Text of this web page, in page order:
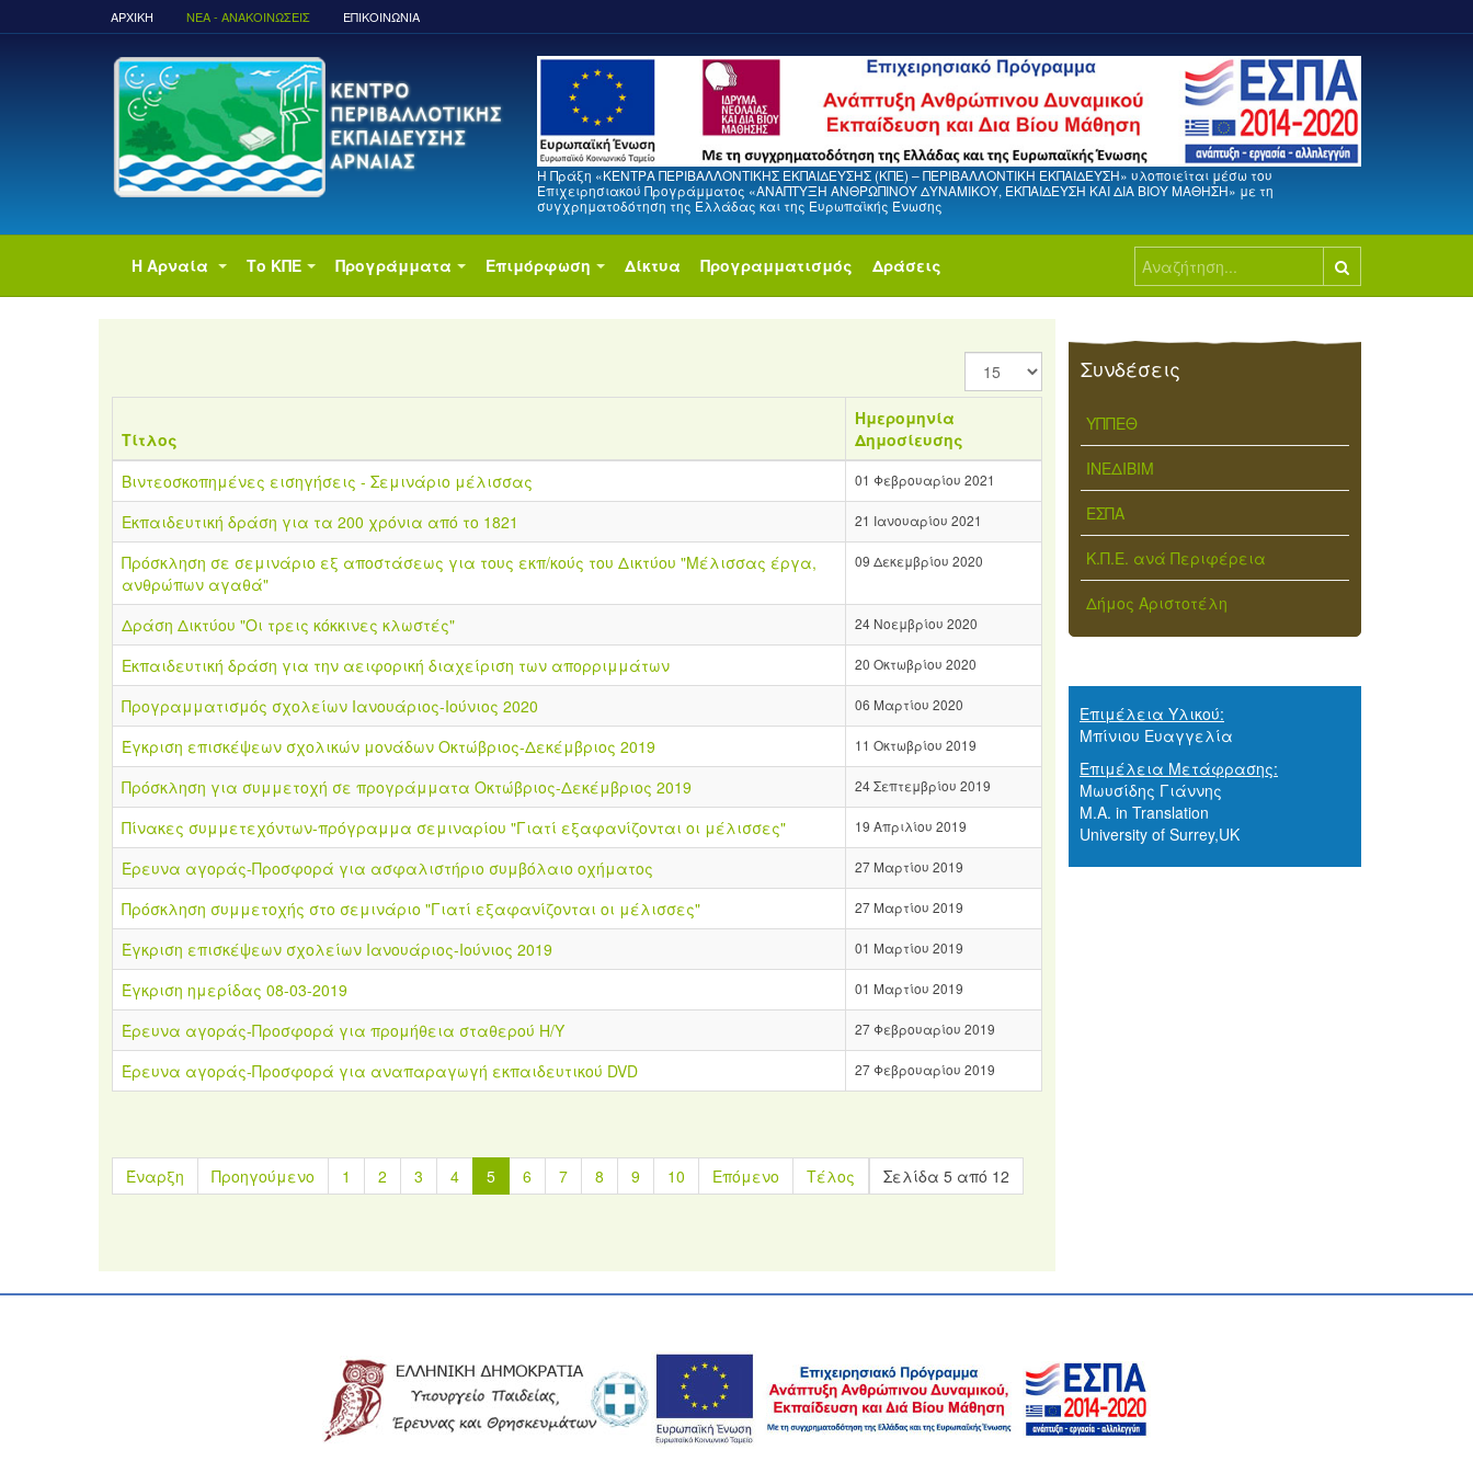
ΑΡΧΙΚΉ ΝΈΑ - ΑΝΑΚΟΙΝΏΣΕΙΣ ΕΠΙΚΟΙΝΩΝΙΑ
Η Πράξη «ΚΕΝΤΡΑ ΠΕΡΙΒΑΛΛΟΝΤΙΚΗΣ ΕΚΠΑΙΔΕΥΣΗΣ (ΚΠΕ) – ΠΕΡΙΒΑΛΛΟΝΤΙΚΗ ΕΚΠΑΙΔΕΥΣΗ» υλοποιείται μέσω του
Επιχειρησιακού Προγράμματος «ΑΝΑΠΤΥΞΗ ΑΝΘΡΩΠΙΝΟΥ ΔΥΝΑΜΙΚΟΥ, ΕΚΠΑΙΔΕΥΣΗ ΚΑΙ ΔΙΑ ΒΙΟΥ ΜΑΘΗΣΗ» με τη
συγχρηματοδότηση της Ελλάδας και της Ευρωπαϊκής Ένωσης
Η Αρναία Το ΚΠΕ Προγράμματα Επιμόρφωση Δίκτυα Προγραμματισμός Δράσεις Αναζήτηση...
Εμφάνιση
Τίτλος
Ημερομηνία
Δημοσίευσης
Βιντεοσκοπημένες εισηγήσεις - Σεμινάριο μέλισσας
01 Φεβρουαρίου 2021
Εκπαιδευτική δράση για τα 200 χρόνια από το 1821 21 Ιανουαρίου 2021
Πρόσκληση σε σεμινάριο εξ αποστάσεως για τους εκπ/κούς του Δικτύου "Μέλισσας έργα,
ανθρώπων αγαθά"
09 Δεκεμβρίου 2020
Δράση Δικτύου "Οι τρεις κόκκινες κλωστές" 24 Νοεμβρίου 2020
Εκπαιδευτική δράση για την αειφορική διαχείριση των απορριμμάτων 20 Οκτωβρίου 2020
Προγραμματισμός σχολείων Ιανουάριος-Ιούνιος 2020 06 Μαρτίου 2020
Έγκριση επισκέψεων σχολικών μονάδων Οκτώβριος-Δεκέμβριος 2019 11 Οκτωβρίου 2019
Πρόσκληση για συμμετοχή σε προγράμματα Οκτώβριος-Δεκέμβριος 2019 24 Σεπτεμβρίου 2019
Πίνακες συμμετεχόντων-πρόγραμμα σεμιναρίου "Γιατί εξαφανίζονται οι μέλισσες" 19 Απριλίου 2019
Έρευνα αγοράς-Προσφορά για ασφαλιστήριο συμβόλαιο οχήματος 27 Μαρτίου 2019
Πρόσκληση συμμετοχής στο σεμινάριο "Γιατί εξαφανίζονται οι μέλισσες" 27 Μαρτίου 2019
Έγκριση επισκέψεων σχολείων Ιανουάριος-Ιούνιος 2019 01 Μαρτίου 2019
Έγκριση ημερίδας 08-03-2019 01 Μαρτίου 2019
Έρευνα αγοράς-Προσφορά για προμήθεια σταθερού Η/Υ 27 Φεβρουαρίου 2019
Έρευνα αγοράς-Προσφορά για αναπαραγωγή εκπαιδευτικού DVD 27 Φεβρουαρίου 2019
Σελίδα 5 από 12
Έναρξη Προηγούμενο 1 2 3 4 5 6 7 8 9 10 Επόμενο Τέλος
Συνδέσεις
ΥΠΠΕΘ
ΙΝΕΔΙΒΙΜ
ΕΣΠΑ
Κ.Π.Ε. ανά Περιφέρεια
Δήμος Αριστοτέλη
Επιμέλεια Υλικού:
Μπίνιου Ευαγγελία
Επιμέλεια Μετάφρασης:
Μωυσίδης Γιάννης
M.A. in Translation
University of Surrey,UK